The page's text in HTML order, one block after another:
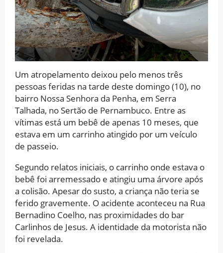
Um atropelamento deixou pelo menos três
pessoas feridas na tarde deste domingo (10), no
bairro Nossa Senhora da Penha, em Serra
Talhada, no Sertão de Pernambuco. Entre as
vítimas está um bebê de apenas 10 meses, que
estava em um carrinho atingido por um veículo
de passeio.
Segundo relatos iniciais, o carrinho onde estava o
bebê foi arremessado e atingiu uma árvore após
a colisão. Apesar do susto, a criança não teria se
ferido gravemente. O acidente aconteceu na Rua
Bernadino Coelho, nas proximidades do bar
Carlinhos de Jesus. A identidade da motorista não
foi revelada.